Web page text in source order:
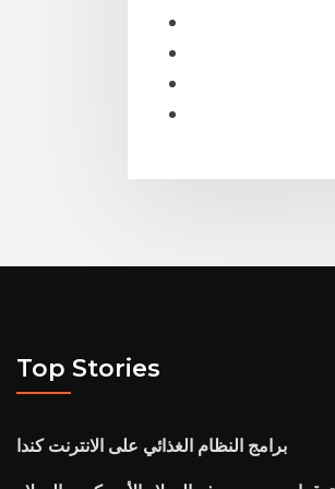
Top Stories
برامج النظام الغذائي على الانترنت كندا